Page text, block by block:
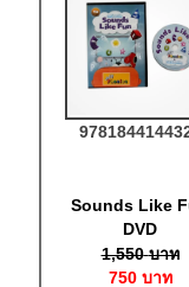
Sounds Like
DVD
1,550 บาท
750 บาท